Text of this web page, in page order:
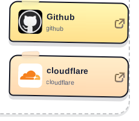
格桑加措GOLDENLOTUS
PUUSUN
北夜/听潮阁
用：
Lesson是一款基于AI的语
标生成结构化、个性化的
助用户高效掌握语言技
Github
github
cloudflare
cloudflare